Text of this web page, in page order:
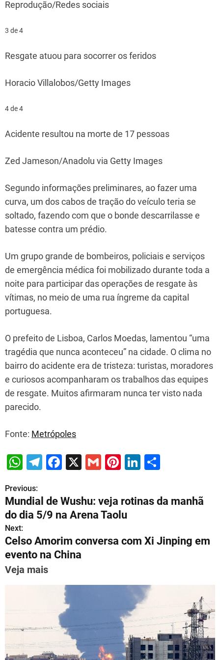
Reprodução/Redes sociais
3 de 4
Resgate atuou para socorrer os feridos
Horacio Villalobos/Getty Images
4 de 4
Acidente resultou na morte de 17 pessoas
Zed Jameson/Anadolu via Getty Images
Segundo informações preliminares, ao fazer uma
curva, um dos cabos de tração do veículo teria se
soltado, fazendo com que o bonde descarrilasse e
batesse contra um prédio.
Um grupo grande de bombeiros, policiais e serviços
de emergência médica foi mobilizado durante toda a
noite para participar das operações de resgate às
vítimas, no meio de uma rua íngreme da capital
portuguesa.
O prefeito de Lisboa, Carlos Moedas, lamentou “uma
tragédia que nunca aconteceu” na cidade. O clima no
bairro do acidente era de tristeza: turistas, moradores
e curiosos acompanharam os trabalhos das equipes
de resgate. Muitos afirmaram nunca ter visto nada
parecido.
Fonte: Metrópoles
W
at
s
A
p
p
T
e
gr
a
m
F
c
e
b
o
o
X
G
ai
l
Pi
er
e
st
Li
e
n
ar
e
P
o
s
t
n
i
Previous:
Mundial de Wushu: veja rotinas da manhã
do dia 5/9 na Arena Taolu
Next:
Celso Amorim conversa com Xi Jinping em
evento na China
Veja mais